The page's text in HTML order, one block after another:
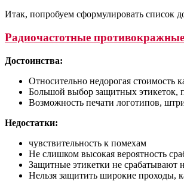
Итак, попробуем сформулировать список
Радиочастотные
Достоинства:
Относительно недорогая стоимость
Большой выбор защитных этикеток,
Возможность печати логотипов,
Недостатки:
чувствительность к помехам
Не слишком высокая вероятность
Защитные этикетки не срабатывают
Нельзя защитить широкие проходы,